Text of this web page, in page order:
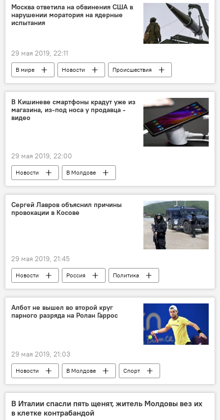
отбеливатель
полиция
задержание
Москва ответила на обвинения США в
нарушении моратория на ядерные
испытания
29 мая 2019, 22:11
В мире Новости
Происшествия
Политика
В Кишиневе смартфоны крадут уже из
магазина, из-под носа у продавца -
видео
29 мая 2019, 22:00
Новости
В Молдове
Происшествия
кража
полиция
задержание
молодой человек
смартфон
Сергей Лавров объяснил причины
провокации в Косове
29 мая 2019, 21:45
Новости Россия
Политика
В мире
Албот не вышел во второй круг
парного разряда на Ролан Гаррос
29 мая 2019, 21:03
Новости В Молдове Спорт
В Италии спасли пять щенят, житель Молдовы вез их
в клетке контрабандой